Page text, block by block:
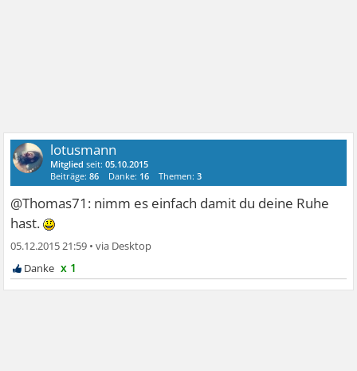
lotusmann
Mitglied seit:05.10.2015
Beiträge:86 Danke: 16 Themen:3
@Thomas71: nimm es einfach damit du deine Ruhe
hast.
05.12.2015 21:59 •
x 1